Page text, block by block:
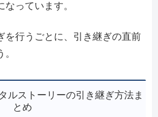
っています。
を行うごとに、引き継ぎの直前
ルストーリーの引き継ぎ方法ま
とめ